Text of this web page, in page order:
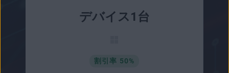
デバイス1台
割引率 50%